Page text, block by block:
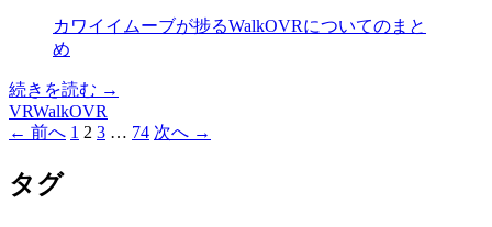
カワイイムーブが捗るWalkOVRについてのまと
め
続きを読む
WalkOVR
社、
謎
→
VRWalkOVR
投
ナ
← 前へ 1 2 3 … 74 次へ →
タグ